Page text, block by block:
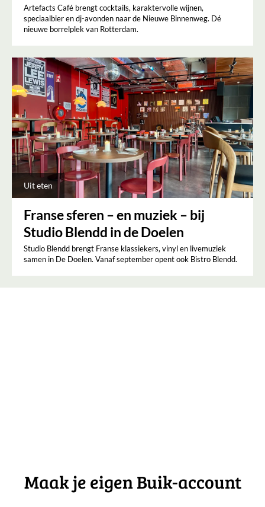
Artefacts Café brengt cocktails, karaktervolle wijnen,
speciaalbier en dj-avonden naar de Nieuwe Binnenweg. Dé
nieuwe borrelplek van Rotterdam.
Uit eten
Franse sferen – en muziek – bij
Studio Blendd in de Doelen
Studio Blendd brengt Franse klassiekers, vinyl en livemuziek
samen in De Doelen. Vanaf september opent ook Bistro Blendd.
Maak je eigen Buik-account